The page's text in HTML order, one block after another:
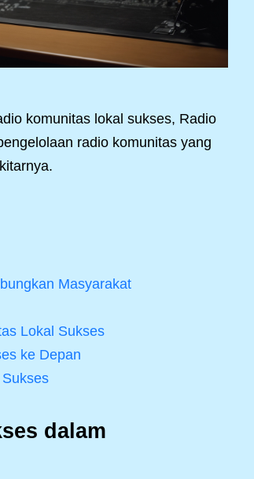
komunitas lokal sukses, Radio
radio komunitas yang
Masyarakat
Lokal Sukses
ke Depan
dalam